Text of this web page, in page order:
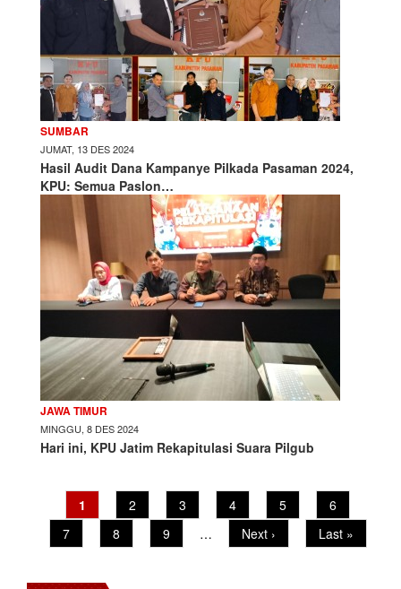
SUMBAR
JUMAT, 13 DES 2024
Hasil Audit Dana Kampanye Pilkada Pasaman 2024,
KPU: Semua Paslon…
JAWA TIMUR
MINGGU, 8 DES 2024
Hari ini, KPU Jatim Rekapitulasi Suara Pilgub
PaginationCurrent
page
1 Page
2 Page
3 Page
4 Page
5 Page
6
Page
7 Page
8 Page
9 …
Next
page
Next ›
Last
page
Last »